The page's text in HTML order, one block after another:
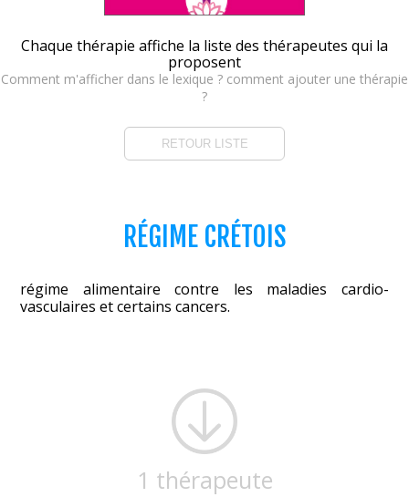
Chaque thérapie affiche la liste des thérapeutes qui la
proposent
Comment m'afficher dans le lexique ? comment ajouter une thérapie
?
RETOUR LISTE
RÉGIME CRÉTOIS
régime alimentaire contre les maladies cardio-
vasculaires et certains cancers.
1 thérapeute